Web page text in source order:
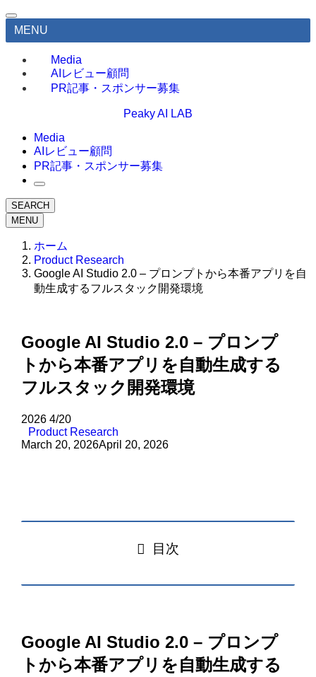
MENU
Media
AIレビュー顧問
PR記事・スポンサー募集
Peaky AI LAB
Media
AIレビュー顧問
PR記事・スポンサー募集
SEARCH
MENU
ホーム
Product Research
Google AI Studio 2.0 – プロンプトから本番アプリを自
動生成するフルスタック開発環境
Google AI Studio 2.0 – プロンプ
トから本番アプリを自動生成する
フルスタック開発環境
2026 4/20
Product Research
March 20, 2026April 20, 2026
目次
Google AI Studio 2.0 – プロンプ
トから本番アプリを自動生成する